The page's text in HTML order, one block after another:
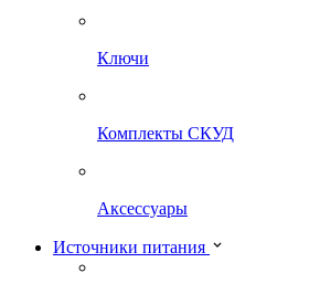
Ключи
Комплекты СКУД
Аксессуары
Источники питания